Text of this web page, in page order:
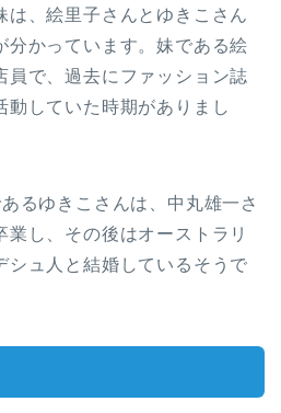
は、絵里子さんとゆきこさん
分かっています。妹である絵
員で、過去にファッション誌
動していた時期がありまし
るゆきこさんは、中丸雄一さ
業し、その後はオーストラリ
シュ人と結婚しているそうで